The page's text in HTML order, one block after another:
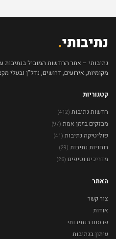
נתיבותי.
נתיבותי – אתר החדשות המוביל בנתיבות
מקומיות, אירועים, דרושים, נדל"ן ובעלי
קטגוריות
חדשות נתיבות (412)
מבזקים בזמן אמת (97)
פוליטיקה נתיבות (41)
רוחניות נתיבות (29)
מדריכים וטיפים (26)
האתר
צור קשר
אודות
פרסום בנתיבותי
עיתון בנתיבות